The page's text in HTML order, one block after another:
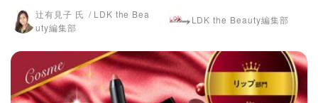
辻有見子 氏
LDK the Bea
uty編集部
LDK the Beauty編集部